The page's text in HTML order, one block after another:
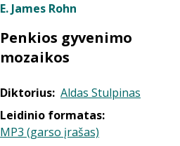
E. James Rohn
Penkios gyvenimo
mozaikos
Diktorius: Aldas Stulpinas
Leidinio formatas:
MP3 (garso įrašas)